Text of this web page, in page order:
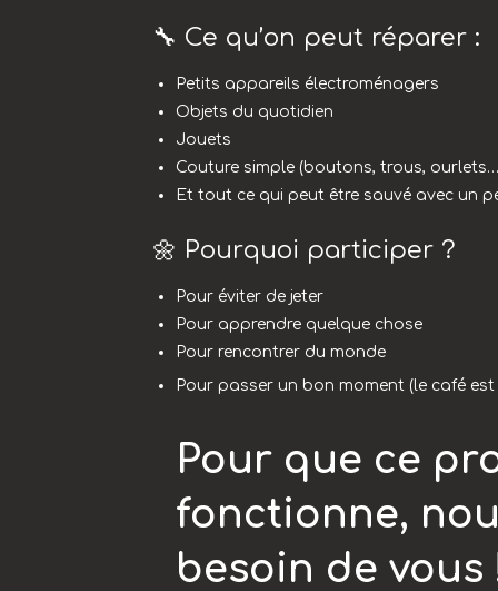
🔧 Ce qu’on peut réparer :
Petits appareils électroménagers
Objets du quotidien
Jouets
Couture simple (boutons, trous,
Et tout ce qui peut être sauvé avec un
🌼 Pourquoi participer ?
Pour éviter de jeter
Pour apprendre quelque chose
Pour rencontrer du monde
Pour passer un bon moment (le café est
Pour que ce
fonctionne,
besoin de vous